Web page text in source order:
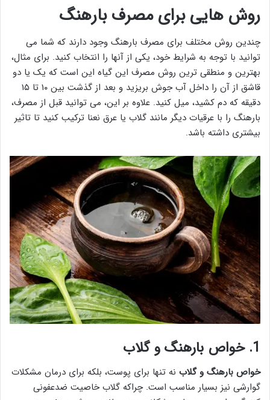
روش هایی برای مصرف بارهنگ
چندین روش مختلف برای مصرف بارهنگ وجود دارند که شما می
توانید با توجه به شرایط خود، یکی از آنها را انتخاب کنید. برای مثال،
بهترین و منطقی ترین روش مصرف این گیاه این است که یک یا دو
قاشق از آن را داخل آب جوش بریزید و بعد از گذشت بین ۱۰ تا ۱۵
دقیقه که دم کشید، میل کنید. علاوه بر این، می توانید قبل از مصرف،
بارهنگ را با عرقیات دیگر مانند گلاب یا عرق نعنا ترکیب کنید تا تاثیر
بیشتری داشته باشد.
1. خواص بارهنگ و گلاب
خواص بارهنگ و گلاب نه تنها برای پوست، بلکه برای درمان مشکلات
گوارشی نیز بسیار مناسب است. چراکه گلاب خاصیت ضدعفونی